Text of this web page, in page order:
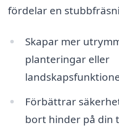
fördelar en
Skapar mer
planteringar eller
Förbättrar
bort hinder på din